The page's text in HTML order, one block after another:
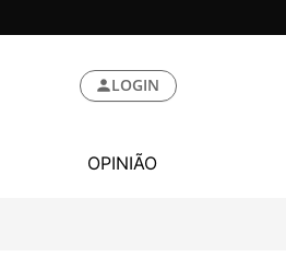
LOGIN
OPINIÃO